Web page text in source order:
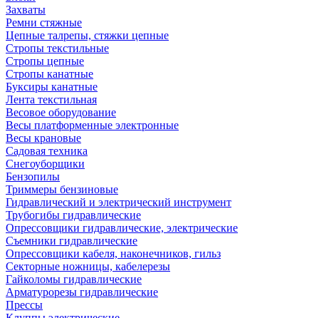
Захваты
Ремни стяжные
Цепные талрепы, стяжки цепные
Стропы текстильные
Стропы цепные
Стропы канатные
Буксиры канатные
Лента текстильная
Весовое оборудование
Весы платформенные электронные
Весы крановые
Садовая техника
Снегоуборщики
Бензопилы
Триммеры бензиновые
Гидравлический и электрический инструмент
Трубогибы гидравлические
Опрессовщики гидравлические, электрические
Съемники гидравлические
Опрессовщики кабеля, наконечников, гильз
Секторные ножницы, кабелерезы
Гайколомы гидравлические
Арматурорезы гидравлические
Прессы